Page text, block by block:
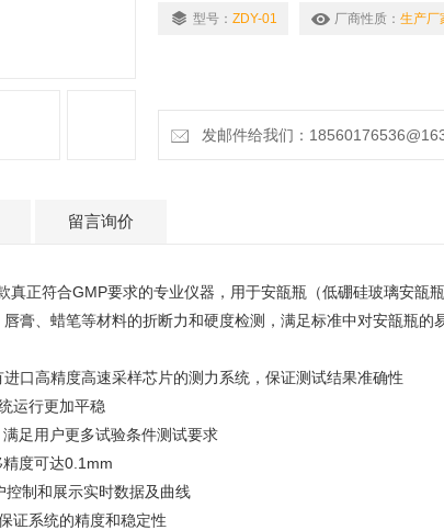
型号： ZDY-01 厂商性质： 生产厂
发邮件给我们：
留言询价
真正符合GMP要求的专业仪器，用于安瓿瓶（低硼硅玻璃安瓿
膏、蜡笔等材料的折断力和硬度检测，满足标准中对安瓿瓶的
口高精度高速采样芯片的测力系统，保证测试结果准确性
运行更加平稳
足用户更多试验条件测试要求
度可达0.1mm
制和展示实时数据及曲线
证系统的精度和稳定性